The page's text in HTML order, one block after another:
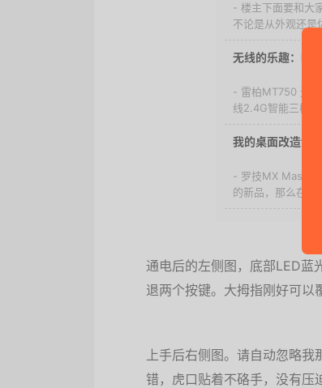
- 楼主下面要和大
不论是从外观还是
无线的乐趣：
- 雷柏MT750 无
线2.4G智能三模
我的桌面改造计
- 罗技MX Master
的新品，那么在实
通电后的左侧图，底部LED蓝
退两个按键。大拇指刚好可以
上手后右侧图。请自动忽略
错，虎口贴着不硌手，没有压